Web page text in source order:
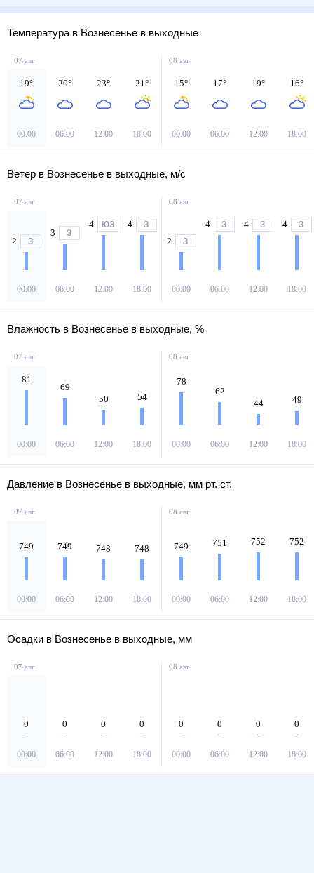
Температура в Вознесенье в выходные
07 авг
19°
00:00
20°
06:00
23°
12:00
21°
18:00
08 авг
15°
00:00
17°
06:00
19°
12:00
16°
18:00
Ветер в Вознесенье в выходные, м/с
07 авг
2 З
00:00
3 З
06:00
4 ЮЗ
12:00
4 З
18:00
08 авг
2 З
00:00
4 З
06:00
4 З
12:00
4 З
18:00
Влажность в Вознесенье в выходные, %
07 авг
81
00:00
69
06:00
50
12:00
54
18:00
08 авг
78
00:00
62
06:00
44
12:00
49
18:00
Давление в Вознесенье в выходные, мм рт. ст.
07 авг
749
00:00
749
06:00
748
12:00
748
18:00
08 авг
749
00:00
751
06:00
752
12:00
752
18:00
Осадки в Вознесенье в выходные, мм
07 авг
0
00:00
0
06:00
0
12:00
0
18:00
08 авг
0
00:00
0
06:00
0
12:00
0
18:00